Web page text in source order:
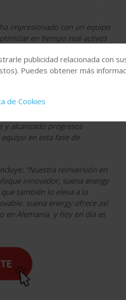
impresionado con un equipo
en tiempo real activos
la transición energética.
acompañar a suena energy
y renovables – un
de su equipo
y alcanzado progresos
en esta fase de
“Nuestra reinversión en
innovador, suena energy
también lo eleva a la
suena energy ofrece así
en Alemania, y hoy en día es
publicidad relacionada con
Puedes obtener más
de Cookies